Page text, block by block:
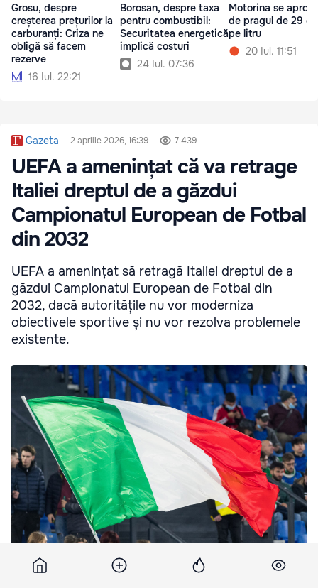
Grosu, despre
creșterea prețurilor la
carburanți: Criza ne
obligă să facem
rezerve
16 Iul. 22:21
Borosan, despre taxa
pentru combustibil:
Securitatea energetică
implică costuri
24 Iul. 07:36
Motorina se
de pragul de 29
pe litru
20 Iul. 11:51
Gazeta 2 aprilie 2026, 16:39 7 439
UEFA a amenințat că va retrage
Italiei dreptul de a găzdui
Campionatul European de Fotbal
din 2032
UEFA a amenințat să retragă Italiei dreptul de a
găzdui Campionatul European de Fotbal din
2032, dacă autoritățile nu vor moderniza
obiectivele sportive și nu vor rezolva problemele
existente.
UEFA a amenințat că va retrage Italiei dreptul de a găzdui